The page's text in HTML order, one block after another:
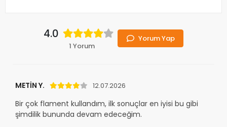
4.0
1 Yorum
Yorum Yap
METİN Y. 12.07.2026
Bir çok flament kullandım, ilk sonuçlar en iyisi bu gibi
şimdilik bununda devam edeceğim.